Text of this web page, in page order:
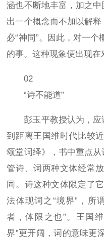
涵也不断地丰富，加之中
出一个概念而不加以解释
必“神同”。因此，对一
的事。这种现象便出现在
02
“诗不能道”
彭玉平教授认为，应
到距离王国维时代比较
颂堂词绎》，书中重点从
管诗、词两种文体经常
同。诗这种文体限定了
法体现词之“境界”，所
者，体限之也”。王国
界”更开阔，词的意味更